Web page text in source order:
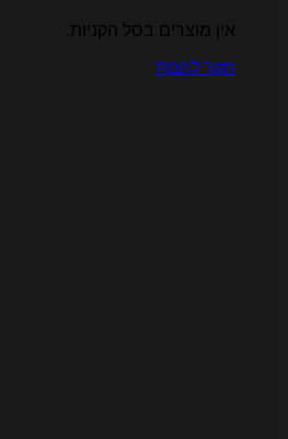
אין מוצרים בסל הקניות.
חזור לחנות